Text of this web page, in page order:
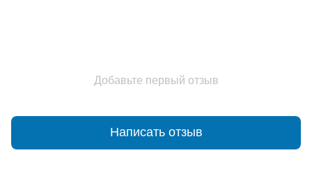
Добавьте первый отзыв
Написать отзыв